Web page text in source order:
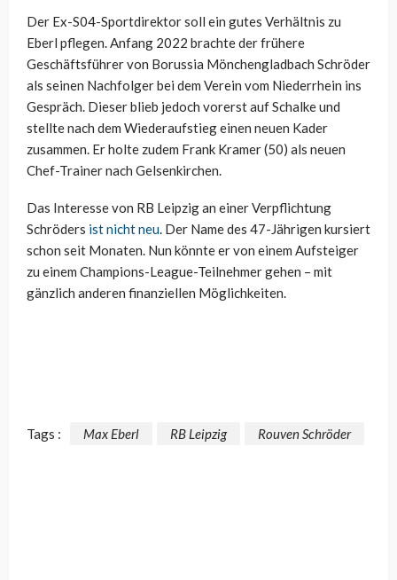
Der Ex-S04-Sportdirektor soll ein gutes Verhältnis zu
Eberl pflegen. Anfang 2022 brachte der frühere
Geschäftsführer von Borussia Mönchengladbach Schröder
als seinen Nachfolger bei dem Verein vom Niederrhein ins
Gespräch. Dieser blieb jedoch vorerst auf Schalke und
stellte nach dem Wiederaufstieg einen neuen Kader
zusammen. Er holte zudem Frank Kramer (50) als neuen
Chef-Trainer nach Gelsenkirchen.
Das Interesse von RB Leipzig an einer Verpflichtung
Schröders ist nicht neu. Der Name des 47-Jährigen kursiert
schon seit Monaten. Nun könnte er von einem Aufsteiger
zu einem Champions-League-Teilnehmer gehen – mit
gänzlich anderen finanziellen Möglichkeiten.
Tags : Max Eberl RB Leipzig Rouven Schröder